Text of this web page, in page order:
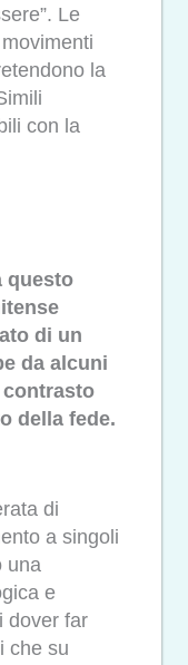
Le
la
con la
questo
di un
da alcuni
della fede.
di
a singoli
una
e
dover far
che su